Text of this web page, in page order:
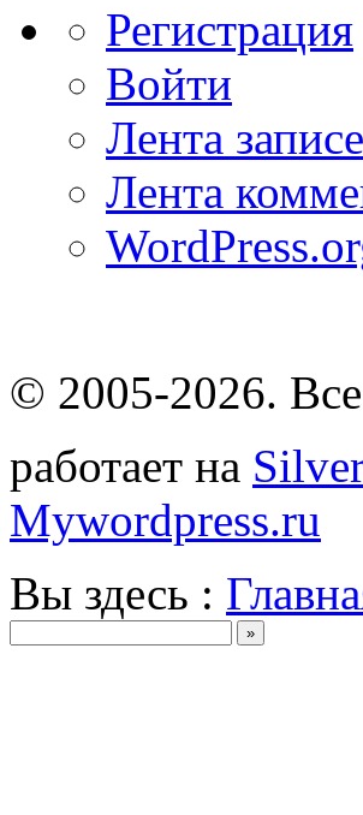
Регистрация
Войти
Лента
Лента
© 2005-2026.
работает на
Mywordpress.ru
Вы здесь :